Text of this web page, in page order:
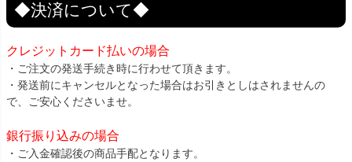
◆決済について◆
クレジットカード払いの場合
・ご注文の発送手続き時に行わせて頂きます。
・発送前にキャンセルとなった場合はお引きとしはされませんの
で、ご安心くださいませ。
銀行振り込みの場合
・ご入金確認後の商品手配となります。